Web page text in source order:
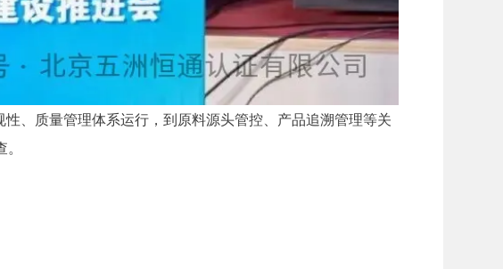
、质量管理体系运行，到原料源头管控、产品追溯管理等关